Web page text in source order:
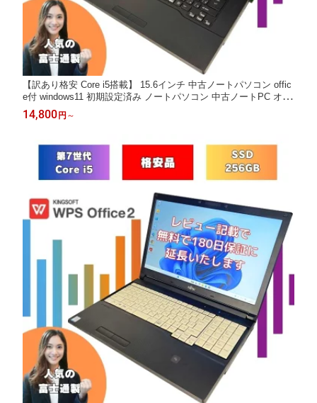
【訳あり格安 Core i5搭載】 15.6インチ 中古ノートパソコン offic
e付 windows11 初期設定済み ノートパソコン 中古ノートPC オフ
ィス付きノートパソコン win11 メモリ8GB SSD256GB 富士通 SS
D オフィス付 A747/S a747s-i5-7th-wakeari-4
14,800円 ～